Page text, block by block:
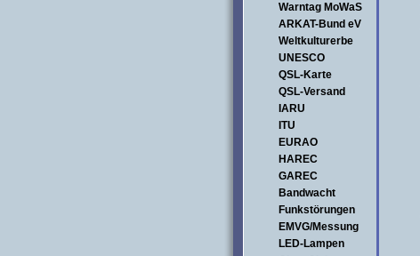
Warntag MoWaS
ARKAT-Bund eV
Weltkulturerbe
UNESCO
QSL-Karte
QSL-Versand
IARU
ITU
EURAO
HAREC
GAREC
Bandwacht
Funkstörungen
EMVG/Messung
LED-Lampen